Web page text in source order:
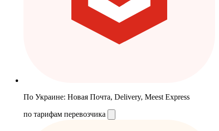
По Украине: Новая Почта, Delivery, Meest Express
по тарифам перевозчика